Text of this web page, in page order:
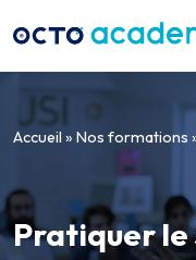
Accueil » Nos formations
Pratiquer le